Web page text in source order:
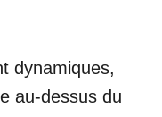
dynamiques,
au-dessus du